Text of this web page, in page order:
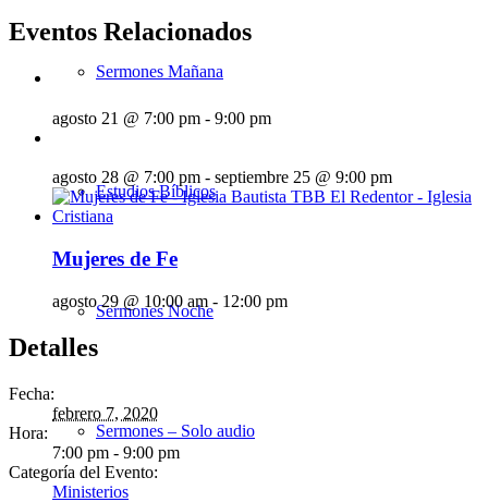
Sermones Mañana
Estudios Bíblicos
Sermones Noche
Sermones – Solo audio
Eventos Relacionados
agosto 21 @ 7:00 pm - 9:00 pm
agosto 28 @ 7:00 pm - septiembre 25 @ 9:00 pm
Mujeres de Fe
agosto 29 @ 10:00 am - 12:00 pm
Detalles
Fecha:
febrero 7, 2020
Hora:
7:00 pm - 9:00 pm
Categoría del Evento:
Ministerios